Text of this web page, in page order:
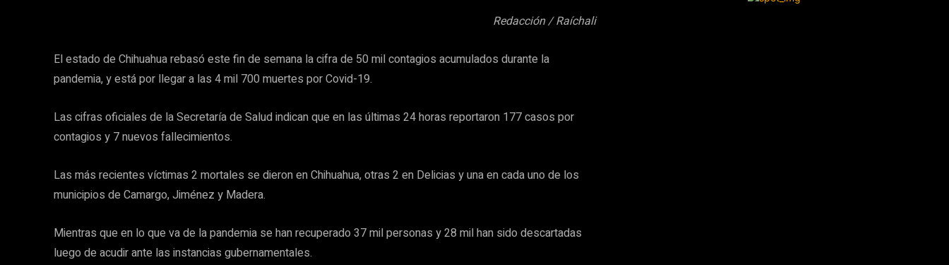
Redacción / Raíchali
El estado de Chihuahua rebasó este fin de semana la cifra de 50 mil contagios acumulados durante la
pandemia, y está por llegar a las 4 mil 700 muertes por Covid-19.
Las cifras oficiales de la Secretaría de Salud indican que en las últimas 24 horas reportaron 177 casos por
contagios y 7 nuevos fallecimientos.
Las más recientes víctimas 2 mortales se dieron en Chihuahua, otras 2 en Delicias y una en cada uno de los
municipios de Camargo, Jiménez y Madera.
Mientras que en lo que va de la pandemia se han recuperado 37 mil personas y 28 mil han sido descartadas
luego de acudir ante las instancias gubernamentales.